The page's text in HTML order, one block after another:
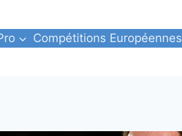
Compétitions Européennes